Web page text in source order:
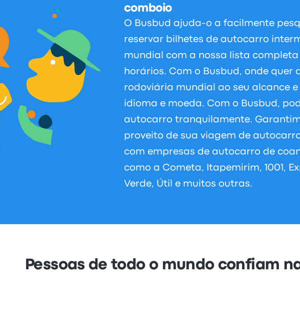
comboio
O Busbud ajuda-o a facilmente
reservar bilhetes de autocarro
mundial com a nossa lista
horários. Com o Busbud, onde quer
rodoviária mundial ao seu alcance
idioma e moeda. Com o Busbud,
autocarro tranquilamente.
proveito de sua viagem de
com empresas de autocarro de
como a Cometa, Itapemirim, 1001,
Verde, Útil e muitos outras.
Pessoas de todo o mundo confiam